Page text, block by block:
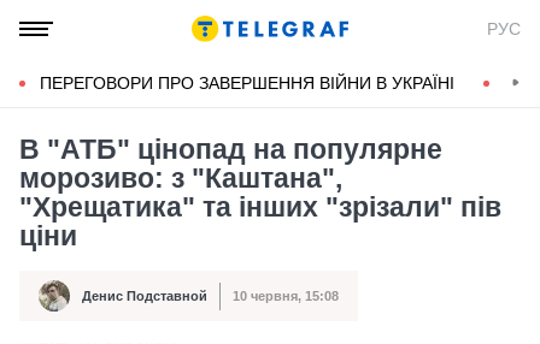
РУС
ПЕРЕГОВОРИ ПРО ЗАВЕРШЕННЯ ВІЙНИ В УКРАЇНІ
В "АТБ" цінопад на популярне
морозиво: з "Каштана",
"Хрещатика" та інших "зрізали" пів
ціни
Автор Денис Подставной
Дата публікації 10 червня, 15:08